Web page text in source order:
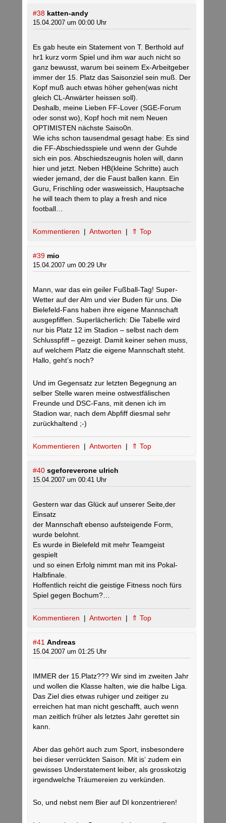
#38 katten-andy
15.04.2007 um 00:00 Uhr
Es gab heute ein Statement von T. Berthold auf
hr1 kurz vorm Spiel und ihm war auch nicht so
ganz bewusst, warum bei seinem Ex-Arbeitgeber
immer der 15. Platz das Saisonziel sein muß. Der
Kopf muß auch etwas höher gehen(was nicht
gleich CL-Anwärter heissen soll).
Deshalb, meine Lieben FF-Lover (SGE-Forum
oder sonst wo), Kopf hoch mit nem Neuen
OPTIMISTEN nächste Saiso0n.
Wie ichs schon tausendmal gesagt habe: Es sind
die FF-Abschiedsspiele und wenn der Guhde
sich ein pos. Abschiedszeugnis holen will, dann
hier und jetzt. Neben HB(kleine Schritte) auch
wieder jemand, der die Faust ballen kann. Ein
Guru, Frischling oder wasweissich, Hauptsache
he will teach them to play a fresh and nice
football…
Kommentieren | Antworten | ⇑ Top
#39 mio
15.04.2007 um 00:29 Uhr
Mann, war das ein geiler Fußball-Tag! Super-
Wetter auf der Alm und vier Buden für uns. Die
Bielefeld-Fans haben ihre eigene Mannschaft
ausgepfiffen. Superlächerlich: Die Tabelle wird
nur bis Platz 12 im Stadion – selbst nach dem
Schlusspfiff – gezeigt. Damit keiner sehen muss,
auf welchem Platz die eigene Mannschaft steht.
Hallo, geht’s noch?
Und im Gegensatz zur letzten Begegnung an
selber Stelle waren meine ostwestfälischen
Freunde und DSC-Fans, mit denen ich im
Stadion war, nach dem Abpfiff diesmal sehr
zurückhaltend ;-)
Kommentieren | Antworten | ⇑ Top
#40 sgeforeverone ulrich
15.04.2007 um 00:41 Uhr
Gestern war das Glück auf unserer Seite,der
Einsatz
der Mannschaft ebenso aufsteigende Form,
wurde belohnt.
Es wurde in Bielefeld mit mehr Teamgeist
gespielt
und so einen Erfolg nimmt man mit ins Pokal-
Halbfinale.
Hoffentlich reicht die geistige Fitness noch fürs
Spiel gegen Bochum?…
Kommentieren | Antworten | ⇑ Top
#41 Andreas
15.04.2007 um 01:25 Uhr
IMMER der 15.Platz??? Wir sind im zweiten Jahr
und wollen die Klasse halten, wie die halbe Liga.
Das Ziel dies etwas ruhiger und zeitiger zu
erreichen hat man nicht geschafft, auch wenn
man zeitlich früher als letztes Jahr gerettet sin
kann.
Aber das gehört auch zum Sport, insbesondere
bei dieser verrückten Saison. Mit is‘ zudem ein
gewisses Understatement leiber, als grosskotzig
irgendwelche Träumereien zu verkünden.
So, und nebst nem Bier auf DI konzentrieren!